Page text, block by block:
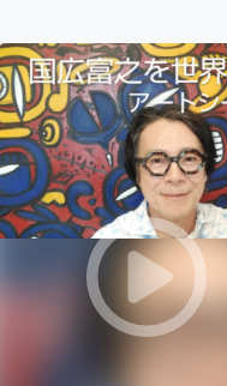
アート・写真
テクノロジー
映像・映画
ビジネス・起業